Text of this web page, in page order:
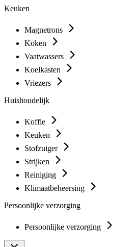
Keuken
Magnetrons
Koken
Vaatwassers
Koelkasten
Vriezers
Huishoudelijk
Koffie
Keuken
Stofzuiger
Strijken
Reiniging
Klimaatbeheersing
Persoonlijke verzorging
Persoonlijke verzorging